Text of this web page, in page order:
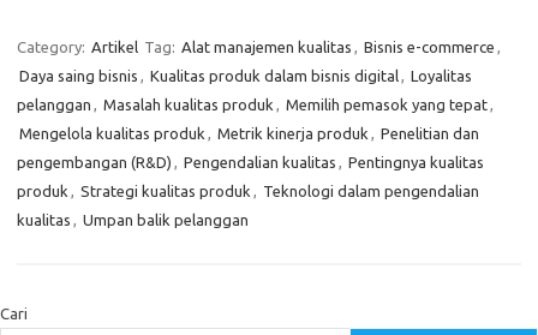
Category: Artikel Tag: Alat manajemen kualitas , Bisnis e-commerce ,
Daya saing bisnis , Kualitas produk dalam bisnis digital, Loyalitas
pelanggan , Masalah kualitas produk , Memilih pemasok yang tepat,
Mengelola kualitas produk , Metrik kinerja produk , Penelitian dan
pengembangan (R&D) , Pengendalian kualitas , Pentingnya kualitas
produk , Strategi kualitas produk , Teknologi dalam pengendalian
kualitas , Umpan balik pelanggan
Cari